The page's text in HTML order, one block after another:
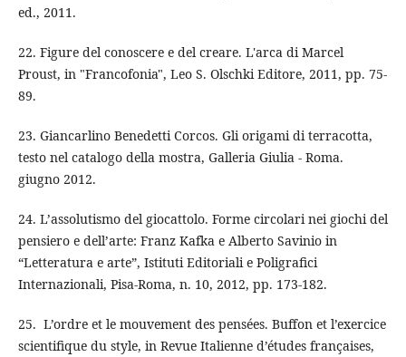
ed., 2011.
22. Figure del conoscere e del creare. L'arca di Marcel
Proust, in "Francofonia", Leo S. Olschki Editore, 2011, pp. 75-
89.
23. Giancarlino Benedetti Corcos. Gli origami di terracotta,
testo nel catalogo della mostra, Galleria Giulia - Roma.
giugno 2012.
24. L’assolutismo del giocattolo. Forme circolari nei giochi del
pensiero e dell’arte: Franz Kafka e Alberto Savinio in
“Letteratura e arte”, Istituti Editoriali e Poligrafici
Internazionali, Pisa-Roma, n. 10, 2012, pp. 173-182.
25. L’ordre et le mouvement des pensées. Buffon et l’exercice
scientifique du style, in Revue Italienne d’études françaises,